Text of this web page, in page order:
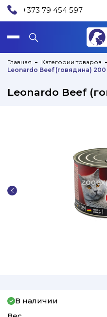
+373 79 454 597
Главная Категории товаров
Leonardo Beef (говядина)
Leonardo Beef
В наличии